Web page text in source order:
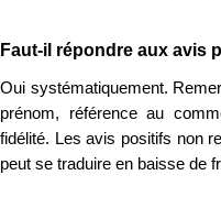
Faut-il répondre aux avis
Oui systématiquement.
prénom, référence au
fidélité. Les avis positifs non
peut se traduire en baisse de